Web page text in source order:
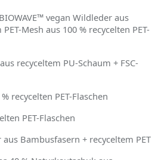
BIOWAVE™ vegan Wildleder aus
Mesh aus 100 % recycelten PET-
recyceltem PU-Schaum + FSC-
recycelten PET-Flaschen
PET-Flaschen
aus Bambusfasern + recyceltem PET